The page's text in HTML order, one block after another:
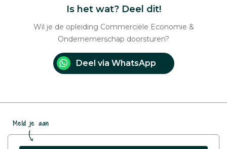
Is het wat? Deel dit!
Wil je de opleiding Commerciële Economie &
Ondernemerschap doorsturen?
Deel via WhatsApp
Meld je aan